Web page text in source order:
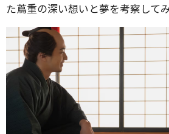
た蔦重の深い想いと夢を考察して